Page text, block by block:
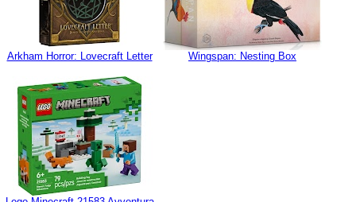
Arkham Horror: Lovecraft Letter Wingspan: Nesting Box